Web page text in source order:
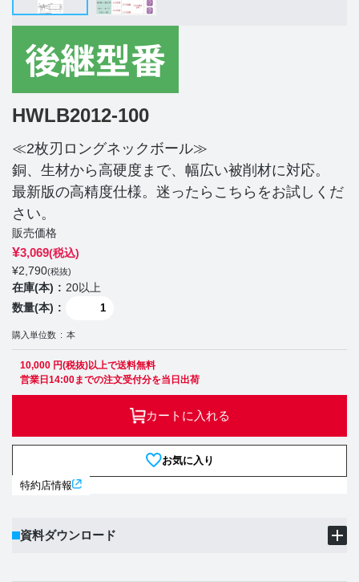
HWLB2012-100
≪2枚刃ロングネックボール≫
銅、生材から高硬度まで、幅広い被削材に対応。
最新版の高精度仕様。迷ったらこちらをお試しくだ
さい。
販売価格
¥3,069(税込)
¥2,790(税抜)
在庫(本)
20以上
数量(本)
購入単位数 本
10,000 円(税抜)以上で送料無料
営業日14:00までの注文受付分を当日出荷
カートに入れる
お気に入り
特約店情報
資料ダウンロード